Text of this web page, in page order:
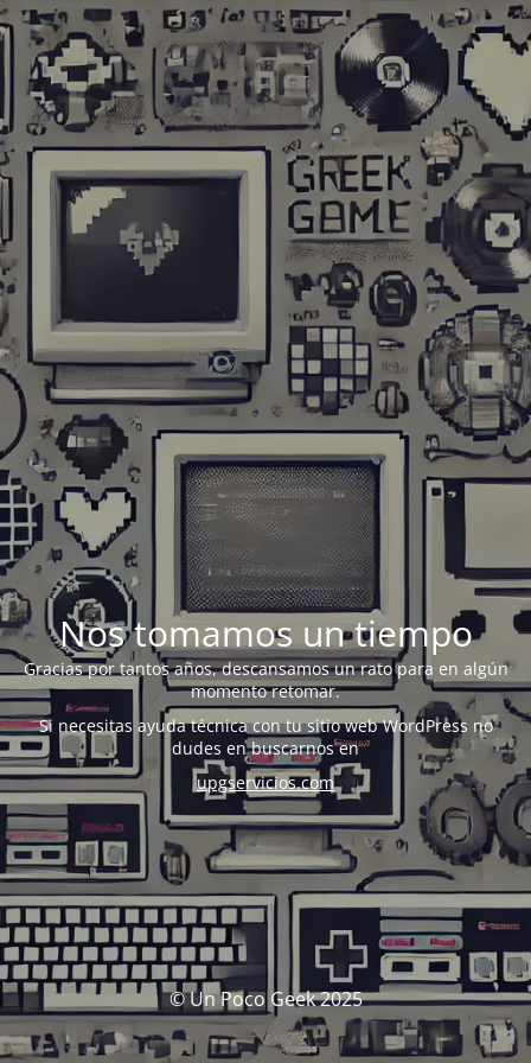
Nos tomamos un tiempo
Gracias por tantos años, descansamos un rato para en algún
momento retomar.
Si necesitas ayuda técnica con tu sitio web WordPress no
dudes en buscarnos en
upgservicios.com
© Un Poco Geek 2025